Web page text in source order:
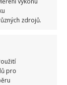
zdrojů.
pro
10 z 10